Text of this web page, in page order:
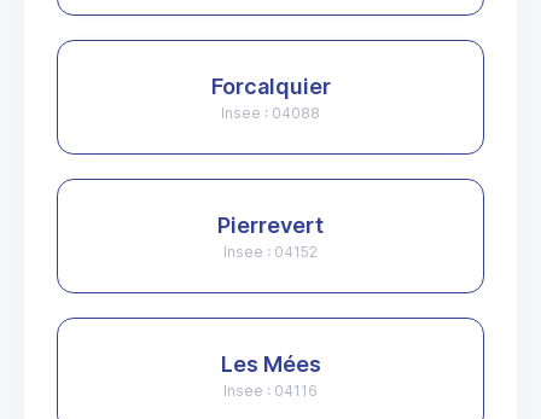
Forcalquier
Insee : 04088
Pierrevert
Insee : 04152
Les Mées
Insee : 04116